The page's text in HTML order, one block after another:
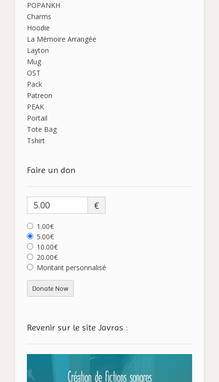
POPANKH
Charms
Hoodie
La Mémoire Arrangée
Layton
Mug
OST
Pack
Patreon
PEAK
Portail
Tote Bag
Tshirt
Faire un don
€
1.00€
5.00€
10.00€
20.00€
Montant personnalisé
Donate Now
Revenir sur le site Javras :